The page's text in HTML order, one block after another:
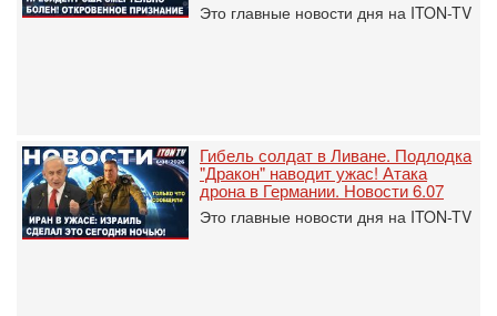
Это главные новости дня на ITON-TV
Гибель солдат в Ливане. Подлодка
"Дракон" наводит ужас! Атака
дрона в Германии. Новости 6.07
Это главные новости дня на ITON-TV